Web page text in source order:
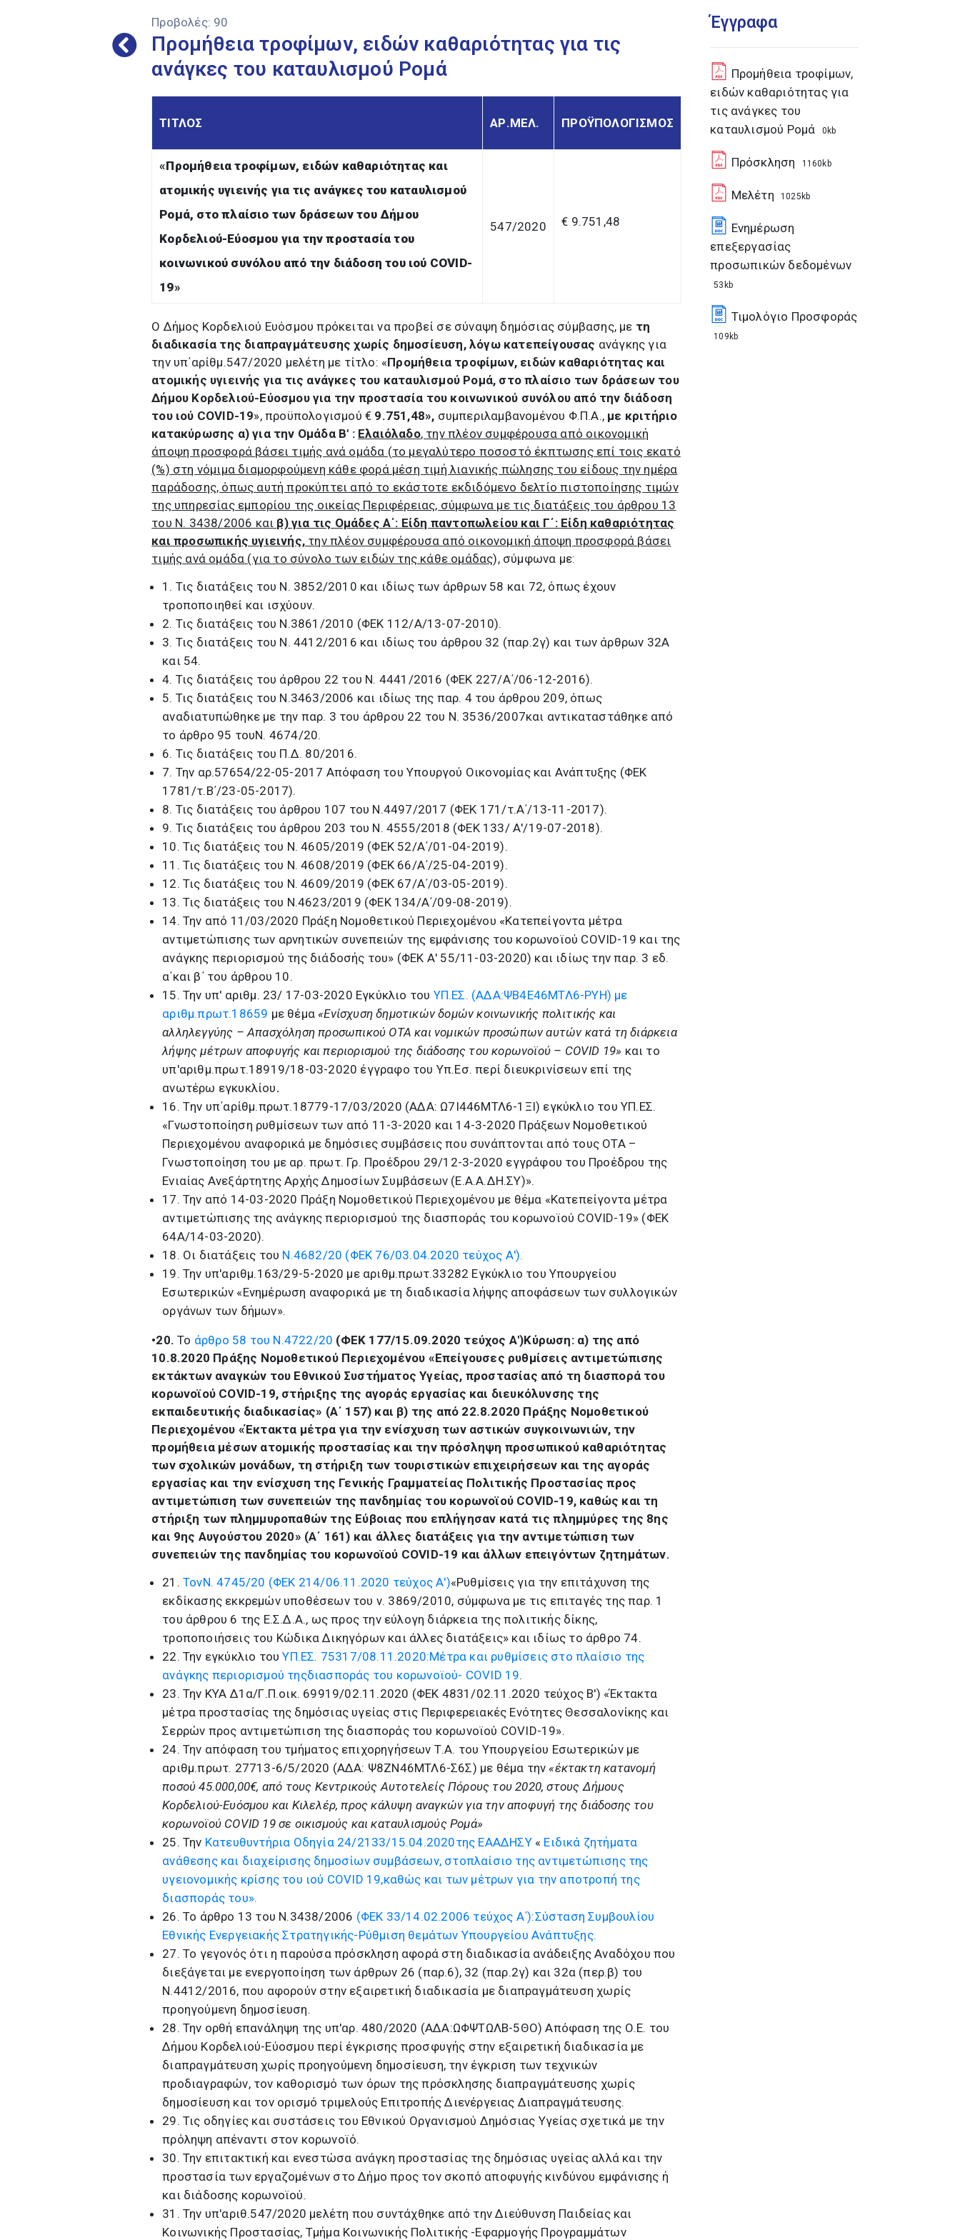
Προβολές: 90
Προμήθεια τροφίμων, ειδών καθαριότητας για τις
ανάγκες του καταυλισμού Ρομά
ΤΙΤΛΟΣ ΑΡ.ΜΕΛ. ΠΡΟΫΠΟΛΟΓΙΣΜΟΣ
«Προμήθεια τροφίμων, ειδών καθαριότητας και
ατομικής υγιεινής για τις ανάγκες του καταυλισμού
Ρομά, στο πλαίσιο των δράσεων του Δήμου
Κορδελιού-Εύοσμου για την προστασία του
κοινωνικού συνόλου από την διάδοση του ιού COVID-
19»
547/2020 € 9.751,48
Ο Δήμος Κορδελιού Ευόσμου πρόκειται να προβεί σε σύναψη δημόσιας σύμβασης, με τη
διαδικασία της διαπραγμάτευσης χωρίς δημοσίευση, λόγω κατεπείγουσας ανάγκης για
την υπ΄αρίθμ.547/2020 μελέτη με τίτλο: «Προμήθεια τροφίμων, ειδών καθαριότητας και
ατομικής υγιεινής για τις ανάγκες του καταυλισμού Ρομά, στο πλαίσιο των δράσεων του
Δήμου Κορδελιού-Εύοσμου για την προστασία του κοινωνικού συνόλου από την διάδοση
του ιού COVID-19», προϋπολογισμού € 9.751,48», συμπεριλαμβανομένου Φ.Π.Α., με κριτήριο
κατακύρωσης α) για την Ομάδα Β' : Ελαιόλαδο, την πλέον συμφέρουσα από οικονομική
άποψη προσφορά βάσει τιμής ανά ομάδα (το μεγαλύτερο ποσοστό έκπτωσης επί τοις εκατό
(%) στη νόμιμα διαμορφούμενη κάθε φορά μέση τιμή λιανικής πώλησης του είδους την ημέρα
παράδοσης, όπως αυτή προκύπτει από το εκάστοτε εκδιδόμενο δελτίο πιστοποίησης τιμών
της υπηρεσίας εμπορίου της οικείας Περιφέρειας, σύμφωνα με τις διατάξεις του άρθρου 13
του Ν. 3438/2006 και β) για τις Ομάδες Α΄: Είδη παντοπωλείου και Γ΄: Είδη καθαριότητας
και προσωπικής υγιεινής, την πλέον συμφέρουσα από οικονομική άποψη προσφορά βάσει
τιμής ανά ομάδα (για το σύνολο των ειδών της κάθε ομάδας), σύμφωνα με:
1. Τις διατάξεις του Ν. 3852/2010 και ιδίως των άρθρων 58 και 72, όπως έχουν
τροποποιηθεί και ισχύουν.
2. Τις διατάξεις του Ν.3861/2010 (ΦΕΚ 112/Α/13-07-2010).
3. Τις διατάξεις του Ν. 4412/2016 και ιδίως του άρθρου 32 (παρ.2γ) και των άρθρων 32Α
και 54.
4. Τις διατάξεις του άρθρου 22 του Ν. 4441/2016 (ΦΕΚ 227/Α΄/06-12-2016).
5. Τις διατάξεις του Ν.3463/2006 και ιδίως της παρ. 4 του άρθρου 209, όπως
αναδιατυπώθηκε με την παρ. 3 του άρθρου 22 του Ν. 3536/2007και αντικαταστάθηκε από
το άρθρο 95 τουΝ. 4674/20.
6. Τις διατάξεις του Π.Δ. 80/2016.
7. Την αρ.57654/22-05-2017 Απόφαση του Υπουργού Οικονομίας και Ανάπτυξης (ΦΕΚ
1781/τ.Β΄/23-05-2017).
8. Τις διατάξεις του άρθρου 107 του Ν.4497/2017 (ΦΕΚ 171/τ.Α΄/13-11-2017).
9. Τις διατάξεις του άρθρου 203 του Ν. 4555/2018 (ΦΕΚ 133/ Α'/19-07-2018).
10. Τις διατάξεις του Ν. 4605/2019 (ΦΕΚ 52/Α΄/01-04-2019).
11. Τις διατάξεις του Ν. 4608/2019 (ΦΕΚ 66/Α΄/25-04-2019).
12. Τις διατάξεις του Ν. 4609/2019 (ΦΕΚ 67/Α΄/03-05-2019).
13. Τις διατάξεις του Ν.4623/2019 (ΦΕΚ 134/Α΄/09-08-2019).
14. Την από 11/03/2020 Πράξη Νομοθετικού Περιεχομένου «Κατεπείγοντα μέτρα
αντιμετώπισης των αρνητικών συνεπειών της εμφάνισης του κορωνοϊού COVID-19 και της
ανάγκης περιορισμού της διάδοσής του» (ΦΕΚ Α' 55/11-03-2020) και ιδίως την παρ. 3 εδ.
α΄και β΄ του άρθρου 10.
15. Την υπ' αριθμ. 23/ 17-03-2020 Εγκύκλιο του ΥΠ.ΕΣ. (ΑΔΑ:ΨΒ4Ε46ΜΤΛ6-ΡΥΗ) με
αριθμ.πρωτ.18659 με θέμα «Ενίσχυση δημοτικών δομών κοινωνικής πολιτικής και
αλληλεγγύης – Απασχόληση προσωπικού ΟΤΑ και νομικών προσώπων αυτών κατά τη διάρκεια
λήψης μέτρων αποφυγής και περιορισμού της διάδοσης του κορωνοϊού – COVID 19» και το
υπ'αριθμ.πρωτ.18919/18-03-2020 έγγραφο του Υπ.Εσ. περί διευκρινίσεων επί της
ανωτέρω εγκυκλίου.
16. Tην υπ΄αρίθμ.πρωτ.18779-17/03/2020 (ΑΔΑ: Ω7Ι446ΜΤΛ6-1ΞΙ) εγκύκλιο του ΥΠ.ΕΣ.
«Γνωστοποίηση ρυθμίσεων των από 11-3-2020 και 14-3-2020 Πράξεων Νομοθετικού
Περιεχομένου αναφορικά με δημόσιες συμβάσεις που συνάπτονται από τους ΟΤΑ –
Γνωστοποίηση του με αρ. πρωτ. Γρ. Προέδρου 29/12-3-2020 εγγράφου του Προέδρου της
Ενιαίας Ανεξάρτητης Αρχής Δημοσίων Συμβάσεων (Ε.Α.Α.ΔΗ.ΣΥ)».
17. Την από 14-03-2020 Πράξη Νομοθετικού Περιεχομένου με θέμα «Κατεπείγοντα μέτρα
αντιμετώπισης της ανάγκης περιορισμού της διασποράς του κορωνοϊού COVID-19» (ΦΕΚ
64Α/14-03-2020).
18. Οι διατάξεις του Ν.4682/20 (ΦΕΚ 76/03.04.2020 τεύχος Α').
19. Την υπ'αριθμ.163/29-5-2020 με αριθμ.πρωτ.33282 Εγκύκλιο του Υπουργείου
Εσωτερικών «Ενημέρωση αναφορικά με τη διαδικασία λήψης αποφάσεων των συλλογικών
οργάνων των δήμων».
•20.Το άρθρο 58 του Ν.4722/20 (ΦΕΚ 177/15.09.2020 τεύχος Α')Κύρωση: α) της από
10.8.2020 Πράξης Νομοθετικού Περιεχομένου «Επείγουσες ρυθμίσεις αντιμετώπισης
εκτάκτων αναγκών του Εθνικού Συστήματος Υγείας, προστασίας από τη διασπορά του
κορωνοϊού COVID-19, στήριξης της αγοράς εργασίας και διευκόλυνσης της
εκπαιδευτικής διαδικασίας» (A΄ 157) και β) της από 22.8.2020 Πράξης Νομοθετικού
Περιεχομένου «Έκτακτα μέτρα για την ενίσχυση των αστικών συγκοινωνιών, την
προμήθεια μέσων ατομικής προστασίας και την πρόσληψη προσωπικού καθαριότητας
των σχολικών μονάδων, τη στήριξη των τουριστικών επιχειρήσεων και της αγοράς
εργασίας και την ενίσχυση της Γενικής Γραμματείας Πολιτικής Προστασίας προς
αντιμετώπιση των συνεπειών της πανδημίας του κορωνοϊού COVID-19, καθώς και τη
στήριξη των πλημμυροπαθών της Εύβοιας που επλήγησαν κατά τις πλημμύρες της 8ης
και 9ης Αυγούστου 2020» (Α΄ 161) και άλλες διατάξεις για την αντιμετώπιση των
συνεπειών της πανδημίας του κορωνοϊού COVID-19 και άλλων επειγόντων ζητημάτων.
21.ΤονΝ. 4745/20 (ΦΕΚ 214/06.11.2020 τεύχος Α')«Ρυθμίσεις για την επιτάχυνση της
εκδίκασης εκκρεμών υποθέσεων του ν. 3869/2010, σύμφωνα με τις επιταγές της παρ. 1
του άρθρου 6 της Ε.Σ.Δ.Α., ως προς την εύλογη διάρκεια της πολιτικής δίκης,
τροποποιήσεις του Κώδικα Δικηγόρων και άλλες διατάξεις» και ιδίως το άρθρο 74.
22. Την εγκύκλιο τουΥΠ.ΕΣ. 75317/08.11.2020:Μέτρα και ρυθμίσεις στο πλαίσιο της
ανάγκης περιορισμού τηςδιασποράς του κορωνοϊού- COVID 19.
23. Την ΚΥΑ Δ1α/Γ.Π.οικ. 69919/02.11.2020 (ΦΕΚ 4831/02.11.2020 τεύχος Β') «Έκτακτα
μέτρα προστασίας της δημόσιας υγείας στις Περιφερειακές Ενότητες Θεσσαλονίκης και
Σερρών προς αντιμετώπιση της διασποράς του κορωνοϊού COVID-19».
24. Την απόφαση του τμήματος επιχορηγήσεων Τ.Α. του Υπουργείου Εσωτερικών με
αριθμ.πρωτ. 27713-6/5/2020 (ΑΔΑ: Ψ8ΖΝ46ΜΤΛ6-Σ6Σ) με θέμα την «έκτακτη κατανομή
ποσού 45.000,00€, από τους Κεντρικούς Αυτοτελείς Πόρους του 2020, στους Δήμους
Κορδελιού-Ευόσμου και Κιλελέρ, προς κάλυψη αναγκών για την αποφυγή της διάδοσης του
κορωνοϊού COVID 19 σε οικισμούς και καταυλισμούς Ρομά»
25. Την Κατευθυντήρια Οδηγία 24/2133/15.04.2020της ΕΑΑΔΗΣΥ« Ειδικά ζητήματα
ανάθεσης και διαχείρισης δημοσίων συμβάσεων, στοπλαίσιο της αντιμετώπισης της
υγειονομικής κρίσης του ιού COVID 19,καθώς και των μέτρων για την αποτροπή της
διασποράς του».
26. Το άρθρο 13 του Ν.3438/2006 (ΦΕΚ 33/14.02.2006 τεύχος Α΄):Σύσταση Συμβουλίου
Εθνικής Ενεργειακής Στρατηγικής-Ρύθμιση θεμάτων Υπουργείου Ανάπτυξης.
27. Το γεγονός ότι η παρούσα πρόσκληση αφορά στη διαδικασία ανάδειξης Αναδόχου που
διεξάγεται με ενεργοποίηση των άρθρων 26 (παρ.6), 32 (παρ.2γ) και 32α (περ.β) του
Ν.4412/2016, που αφορούν στην εξαιρετική διαδικασία με διαπραγμάτευση χωρίς
προηγούμενη δημοσίευση.
28. Την ορθή επανάληψη της υπ'αρ. 480/2020 (ΑΔΑ:ΩΦΨΤΩΛΒ-5ΘΟ) Απόφαση της Ο.Ε. του
Δήμου Κορδελιού-Εύοσμου περί έγκρισης προσφυγής στην εξαιρετική διαδικασία με
διαπραγμάτευση χωρίς προηγούμενη δημοσίευση, την έγκριση των τεχνικών
προδιαγραφών, τον καθορισμό των όρων της πρόσκλησης διαπραγμάτευσης χωρίς
δημοσίευση και τον ορισμό τριμελούς Επιτροπής Διενέργειας Διαπραγμάτευσης.
29. Τις οδηγίες και συστάσεις του Εθνικού Οργανισμού Δημόσιας Υγείας σχετικά με την
πρόληψη απέναντι στον κορωνοϊό.
30. Την επιτακτική και ενεστώσα ανάγκη προστασίας της δημόσιας υγείας αλλά και την
προστασία των εργαζομένων στο Δήμο προς τον σκοπό αποφυγής κινδύνου εμφάνισης ή
και διάδοσης κορωνοϊού.
31. Την υπ'αριθ.547/2020 μελέτη που συντάχθηκε από την Διεύθυνση Παιδείας και
Κοινωνικής Προστασίας, Τμήμα Κοινωνικής Πολιτικής -Εφαρμογής Προγραμμάτων
Έγγραφα
Προμήθεια τροφίμων,
ειδών καθαριότητας για
τις ανάγκες του
καταυλισμού Ρομά
0kb
Πρόσκληση 1160kb
Μελέτη 1025kb
Ενημέρωση
επεξεργασίας
προσωπικών δεδομένων
53kb
Τιμολόγιο Προσφοράς
109kb